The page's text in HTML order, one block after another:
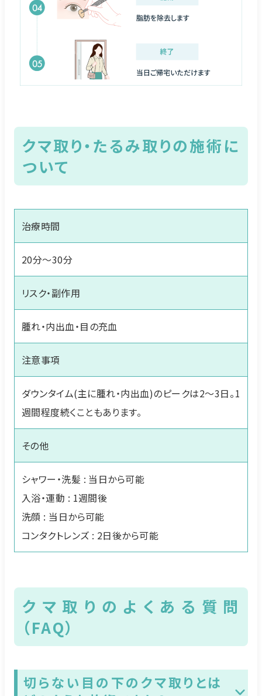
クマ取り・たるみ取りの施術に
ついて
治療時間
20分～30分
リスク・副作用
腫れ・内出血・目の充血
注意事項
ダウンタイム(主に腫れ・内出血)のピークは2〜3日。1
週間程度続くこともあります。
その他
シャワー・洗髪 : 当日から可能
入浴・運動 : 1週間後
洗顔 : 当日から可能
コンタクトレンズ : 2日後から可能
クマ取りのよくある質問
（FAQ）
切らない目の下のクマ取りとは